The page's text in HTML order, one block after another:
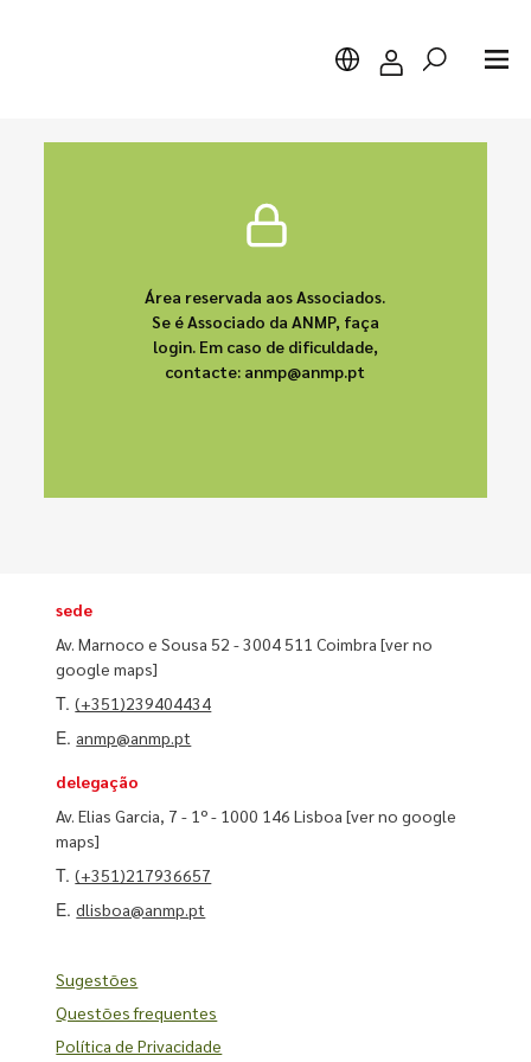
Área reservada aos Associados.
Se é Associado da ANMP, faça
login. Em caso de dificuldade,
contacte: anmp@anmp.pt
sede
Av. Marnoco e Sousa 52 - 3004 511 Coimbra[ver no
google maps]
T.(+351)239404434
E. anmp@anmp.pt
delegação
Av. Elias Garcia, 7 - 1º - 1000 146 Lisboa[ver no google
maps]
T.(+351)217936657
E.dlisboa@anmp.pt
Sugestões
Questões frequentes
Política de Privacidade